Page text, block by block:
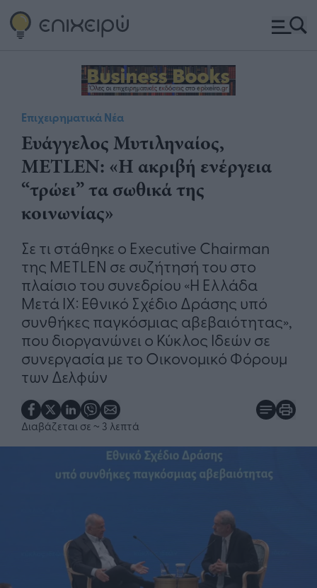
Επιχειρηματικά Νέα
Ευάγγελος Μυτιληναίος,
METLEN: «Η ακριβή ενέργεια
“τρώει” τα σωθικά της
κοινωνίας»
Σε τι στάθηκε ο Executive Chairman
της METLEN σε συζήτησή του στο
πλαίσιο του συνεδρίου «Η Ελλάδα
Μετά IX: Εθνικό Σχέδιο Δράσης υπό
συνθήκες παγκόσμιας αβεβαιότητας»,
που διοργανώνει ο Κύκλος Ιδεών σε
συνεργασία με το Οικονομικό Φόρουμ
των Δελφών
Διαβάζεται σε ~ 3 λεπτά